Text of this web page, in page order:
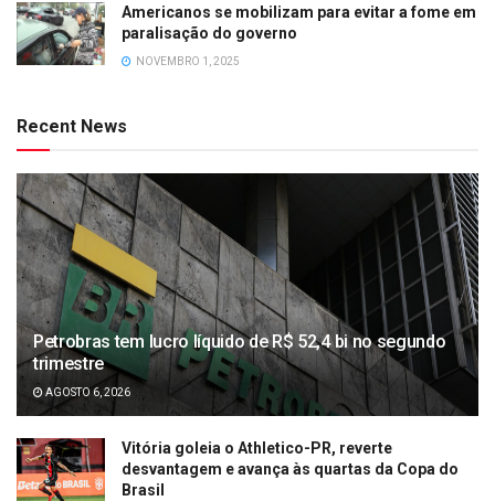
Americanos se mobilizam para evitar a fome em
paralisação do governo
NOVEMBRO 1, 2025
Recent News
Petrobras tem lucro líquido de R$ 52,4 bi no segundo
trimestre
AGOSTO 6, 2026
Vitória goleia o Athletico-PR, reverte
desvantagem e avança às quartas da Copa do
Brasil